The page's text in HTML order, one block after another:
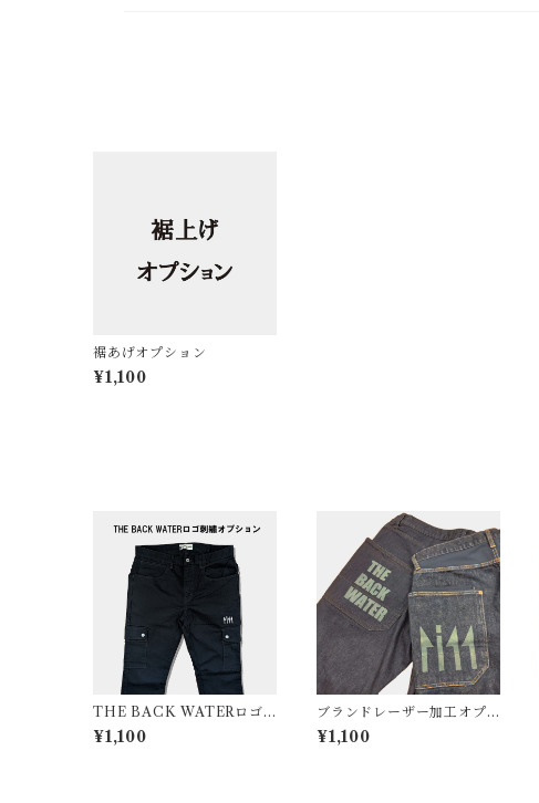
裾あげオプション
¥1,100
THE BACK WATERロゴ
刺繡オプション
¥1,100
ブランドレーザー加工オプ
ション【インディゴデニム
製品と一緒にご注文してく
¥1,100